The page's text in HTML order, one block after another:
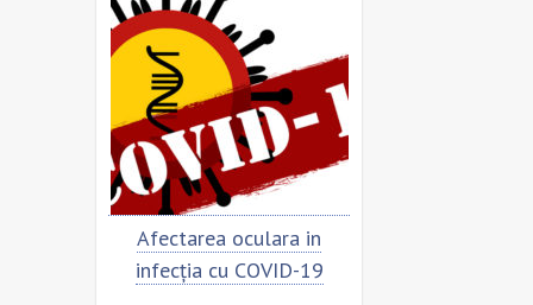
Afectarea oculara in
infecția cu COVID-19